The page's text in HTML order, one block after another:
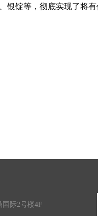
锭等，彻底实现了将有
际2号楼4F